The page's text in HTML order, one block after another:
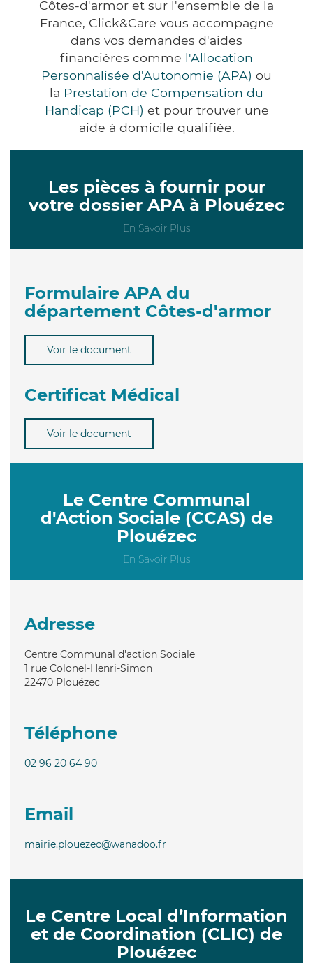
Côtes-d'armor et sur l'ensemble de la
France, Click&Care vous accompagne
dans vos demandes d'aides
financières comme l'Allocation
Personnalisée d'Autonomie (APA) ou
la Prestation de Compensation du
Handicap (PCH) et pour trouver une
aide à domicile qualifiée.
Les pièces à fournir pour
votre dossier APA à Plouézec
En Savoir Plus
Formulaire APA du
département Côtes-d'armor
Voir le document
Certificat Médical
Voir le document
Le Centre Communal
d'Action Sociale (CCAS) de
Plouézec
En Savoir Plus
Adresse
Centre Communal d'action Sociale
1 rue Colonel-Henri-Simon
22470 Plouézec
Téléphone
02 96 20 64 90
Email
mairie.plouezec@wanadoo.fr
Le Centre Local d’Information
et de Coordination (CLIC) de
Plouézec